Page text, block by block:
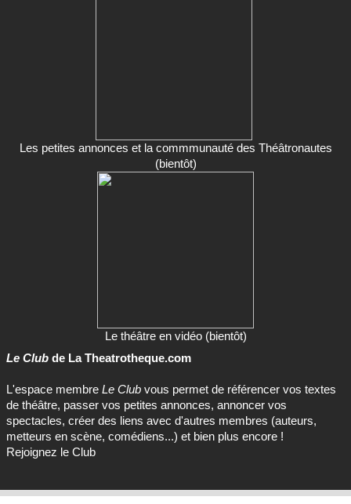
Les petites annonces et la commmunauté des Théâtronautes
(bientôt)
Le théâtre en vidéo (bientôt)
Le Club de La Theatrotheque.com
L'espace membre Le Club vous permet de référencer vos textes
de théâtre, passer vos petites annonces, annoncer vos
spectacles, créer des liens avec d'autres membres (auteurs,
metteurs en scène, comédiens...) et bien plus encore !
Rejoignez le Club